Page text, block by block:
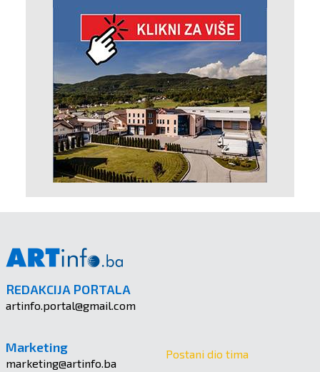
REDAKCIJA PORTALA
artinfo.portal@gmail.com
Marketing
marketing@artinfo.ba
Postani dio tima